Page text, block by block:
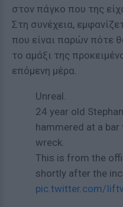
στον πάγκο που της
Στη συνέχεια,
που είναι παρών πότε
το αμάξι της
επόμενη μέρα.
Unreal.
24 year old
hammered at a bar
wreck.
This is from the
shortly after the
pic.twitter.com/